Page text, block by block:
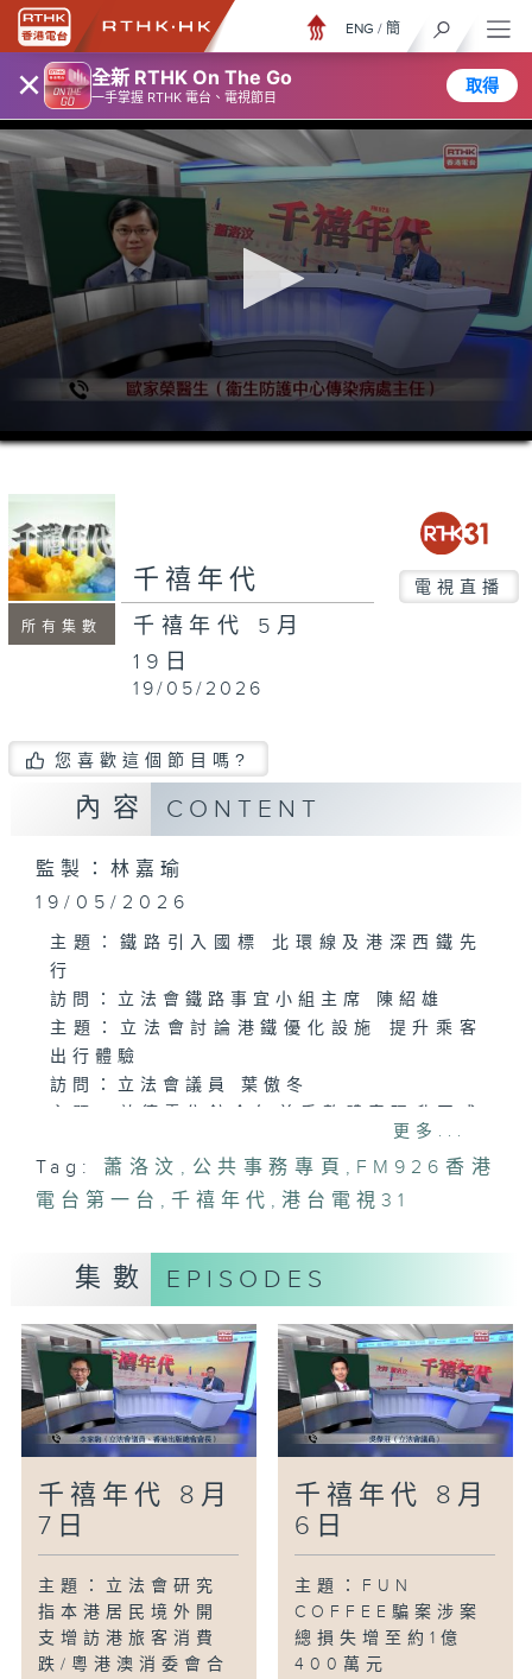
× 全新 RTHK On The Go
一手掌握 RTHK 電台、電視節目
取得
ENG / 簡
0
seconds
14
minutes,
56
seconds
所有集數
千禧年代 電視直播
千禧年代 5月
19日
19/05/2026
您喜歡這個節目嗎?
內容 CONTENT
監製：林嘉瑜
19/05/2026
主題：鐵路引入國標 北環線及港深西鐵先
行
訪問：立法會鐵路事宜小組主席 陳紹雄
主題：立法會討論港鐵優化設施 提升乘客
出行體驗
訪問：立法會議員 葉傲冬
訪問：立法會議員 鄭泳舜
主題：立法會討論去年職安健情況
主題：政府啟動伊波拉病毒病戒備應變級別
將加強非洲抵港旅客健康篩檢
生
主題：職訓局去年畢業生就業率達九成 正
全面推動AI教學
訪問：立法會議員 陳祖光
主題：研究指退休人士「專業零工」有助填
補人才斷層
訪問：都會大學人文社會科學院助理教授
鄺偉文博士
更多...
Tag: 蕭洛汶 , 公共事務專頁 , FM926香港
電台第一台 ,千禧年代 ,港台電視31
集數 EPISODES
千禧年代 8月
7日
主題：立法會研究
指本港居民境外開
支增訪港旅客消費
跌/粵港澳消委會合
千禧年代 8月
6日
主題：FUN
COFFEE騙案涉案
總損失增至約1億
400萬元